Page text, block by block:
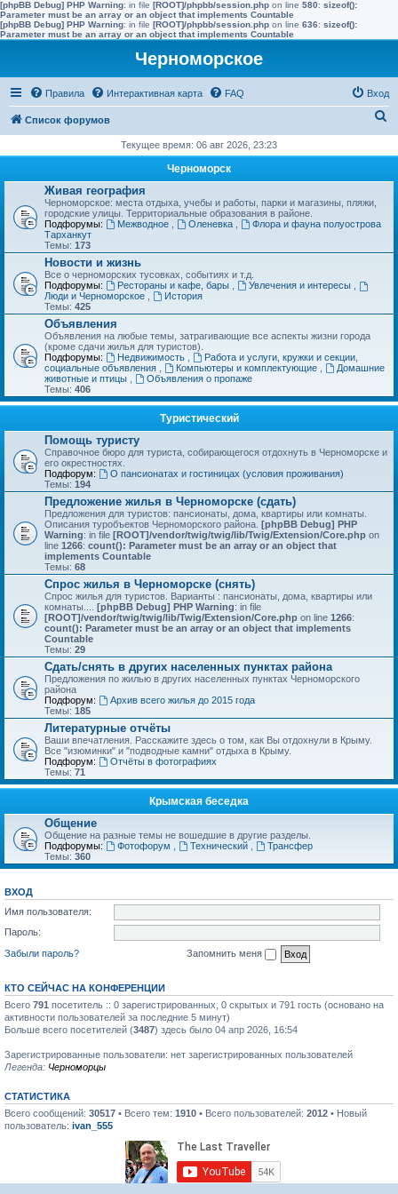
[phpBB Debug] PHP Warning: in file [ROOT]/phpbb/session.php on line 580: sizeof():
Parameter must be an array or an object that implements Countable
[phpBB Debug] PHP Warning: in file [ROOT]/phpbb/session.php on line 636: sizeof():
Parameter must be an array or an object that implements Countable
Черноморское
Правила Интерактивная карта FAQ Вход
Список форумов
с
Текущее время: 06 авг 2026, 23:23
Черноморск
Живая география
Черноморское: места отдыха, учебы и работы, парки и магазины, пляжи,
городские улицы. Территориальные образования в районе.
Подфорумы:
Межводное Оленевка
Флора и фауна полуострова
Тарханкут
Темы: 173
Новости и жизнь
Все о черноморских тусовках, событиях и т.д.
Подфорумы:
Рестораны и кафе, бары Увлечения и интересы
Люди и Черноморское
История
Темы: 425
Объявления
Объявления на любые темы, затрагивающие все аспекты жизни города
(кроме сдачи жилья для туристов).
Подфорумы:
Недвижимость
Работа и услуги, кружки и секции,
социальные объявления
Компьютеры и комплектующие
Домашние
животные и птицы
Объявления о пропаже
Темы: 406
Туристический
Помощь туристу
Справочное бюро для туриста, собирающегося отдохнуть в Черноморске и
его окрестностях.
Подфорум:
О пансионатах и гостиницах (условия проживания)
Темы: 194
Предложение жилья в Черноморске (сдать)
Предложения для туристов: пансионаты, дома, квартиры или комнаты.
Описания туробъектов Черноморского района. [phpBB Debug] PHP
Warning: in file [ROOT]/vendor/twig/twig/lib/Twig/Extension/Core.php on
line 1266: count(): Parameter must be an array or an object that
implements Countable
Темы: 68
Спрос жилья в Черноморске (снять)
Спрос жилья для туристов. Варианты : пансионаты, дома, квартиры или
комнаты.... [phpBB Debug] PHP Warning: in file
[ROOT]/vendor/twig/twig/lib/Twig/Extension/Core.php on line 1266:
count(): Parameter must be an array or an object that implements
Countable
Темы: 29
Сдать/снять в других населенных пунктах района
Предложения по жилью в других населенных пунктах Черноморского
района
Подфорум:
Архив всего жилья до 2015 года
Темы: 185
Литературные отчёты
Ваши впечатления. Расскажите здесь о том, как Вы отдохнули в Крыму.
Все "изюминки" и "подводные камни" отдыха в Крыму.
Подфорум:
Отчёты в фотографиях
Темы: 71
Крымская беседка
Общение
Общение на разные темы не вошедшие в другие разделы.
Подфорумы:
Фотофорум Технический
Трансфер
Темы: 360
ВХОД
Имя пользователя:
Пароль:
Забыли пароль?
Запомнить меня
КТО СЕЙЧАС НА КОНФЕРЕНЦИИ
Всего 791 посетитель :: 0 зарегистрированных, 0 скрытых и 791 гость (основано на
активности пользователей за последние 5 минут)
Больше всего посетителей (3487) здесь было 04 апр 2026, 16:54
Зарегистрированные пользователи: нет зарегистрированных пользователей
Легенда: Черноморцы
СТАТИСТИКА
Всего сообщений: 30517 • Всего тем: 1910 • Всего пользователей: 2012 • Новый
пользователь: ivan_555